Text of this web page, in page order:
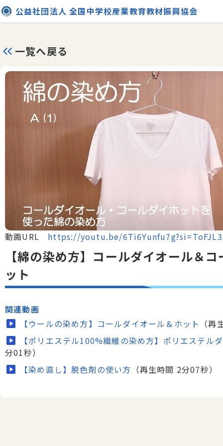
公益社団法人 全国中学校産業教育教材振興協会
一覧へ戻る
動画URL https://youtu.be/
【綿の染め方】コールダイオール＆
ット
関連動画
【ウールの染め方】コールダイオール＆ホット （
【ポリエステル100%繊維の染め方】ポリエステル
分01秒）
【染め直し】脱色剤の使い方 （再生時間 2分07秒）